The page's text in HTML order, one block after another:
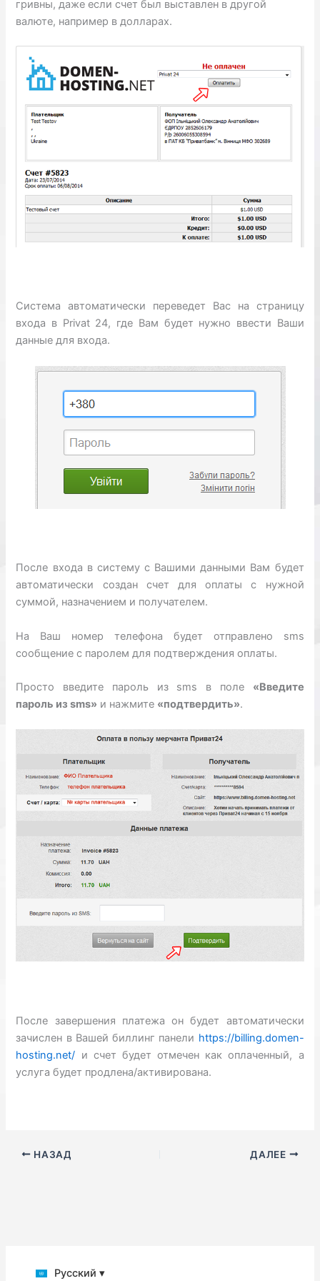
гривны, даже если счет был выставлен в другой
валюте, например в долларах.
Система автоматически переведет Вас на страницу
входа в Privat 24, где Вам будет нужно ввести Ваши
данные для входа.
После входа в систему с Вашими данными Вам будет
автоматически создан счет для оплаты с нужной
суммой, назначением и получателем.
На Ваш номер телефона будет отправлено sms
сообщение с паролем для подтверждения оплаты.
Просто введите пароль из sms в поле «Введите
пароль из sms» и нажмите «подтвердить».
После завершения платежа он будет автоматически
зачислен в Вашей биллинг панели https://billing.domen-
hosting.net/ и счет будет отмечен как оплаченный, а
услуга будет продлена/активирована.
НАЗАД ДАЛЕЕ
Русский ▾